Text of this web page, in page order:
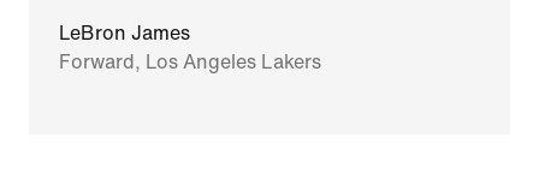
LeBron James
Forward, Los Angeles Lakers